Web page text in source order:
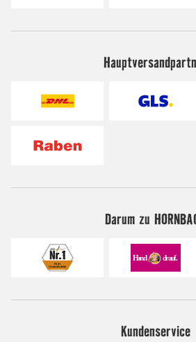
Darum zu
Kundenservice